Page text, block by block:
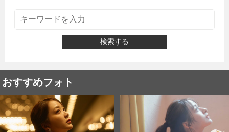
検索する
おすすめフォト